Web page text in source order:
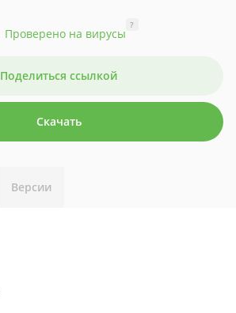
Проверено на вирусы
?
Поделиться ссылкой
Скачать
Версии